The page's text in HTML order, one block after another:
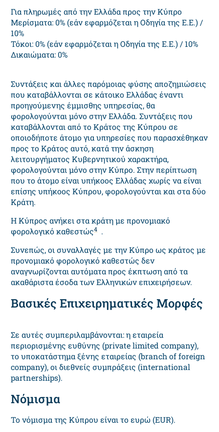
Για πληρωμές από την Ελλάδα προς την Κύπρο
Μερίσματα: 0% (εάν εφαρμόζεται η Οδηγία της Ε.Ε.) /
10%
Τόκοι: 0% (εάν εφαρμόζεται η Οδηγία της Ε.Ε.) / 10%
Δικαιώματα: 0%
Συντάξεις και άλλες παρόμοιας φύσης αποζημιώσεις
που καταβάλλονται σε κάτοικο Ελλάδας έναντι
προηγούμενης έμμισθης υπηρεσίας, θα
φορολογούνται μόνο στην Ελλάδα. Συντάξεις που
καταβάλλονται από το Κράτος της Κύπρου σε
οποιοδήποτε άτομο για υπηρεσίες που παρασχέθηκαν
προς το Κράτος αυτό, κατά την άσκηση
λειτουργήματος Κυβερνητικού χαρακτήρα,
φορολογούνται μόνο στην Κύπρο. Στην περίπτωση
που το άτομο είναι υπήκοος Ελλάδας χωρίς να είναι
επίσης υπήκοος Κύπρου, φορολογούνται και στα δύο
Κράτη.
Η Κύπρος ανήκει στα κράτη με προνομιακό
φορολογικό καθεστώς4.
Συνεπώς, οι συναλλαγές με την Κύπρο ως κράτος με
προνομιακό φορολογικό καθεστώς δεν
αναγνωρίζονται αυτόματα προς έκπτωση από τα
ακαθάριστα έσοδα των Ελληνικών επιχειρήσεων.
Βασικές Επιχειρηματικές Μορφές
Σε αυτές συμπεριλαμβάνονται: η εταιρεία
περιορισμένης ευθύνης (private limited company),
το υποκατάστημα ξένης εταιρείας (branch of foreign
company), οι διεθνείς συμπράξεις (international
partnerships).
Νόμισμα
Το νόμισμα της Κύπρου είναι το ευρώ (EUR).